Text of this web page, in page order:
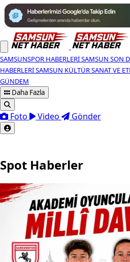
SAMSUNSPOR HABERLERISAMSUN SON
HABERLERISAMSUN KÜLTÜR SANAT VE
GÜNDEM
Daha Fazla
Foto Video Gönder
Spot Haberler